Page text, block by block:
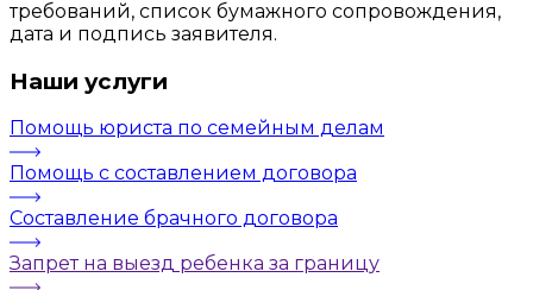
требований, список бумажного сопровождения,
дата и подпись заявителя.
Наши услуги
Помощь юриста по семейным делам
Помощь с составлением договора
Составление брачного договора
Запрет на выезд ребенка за границу